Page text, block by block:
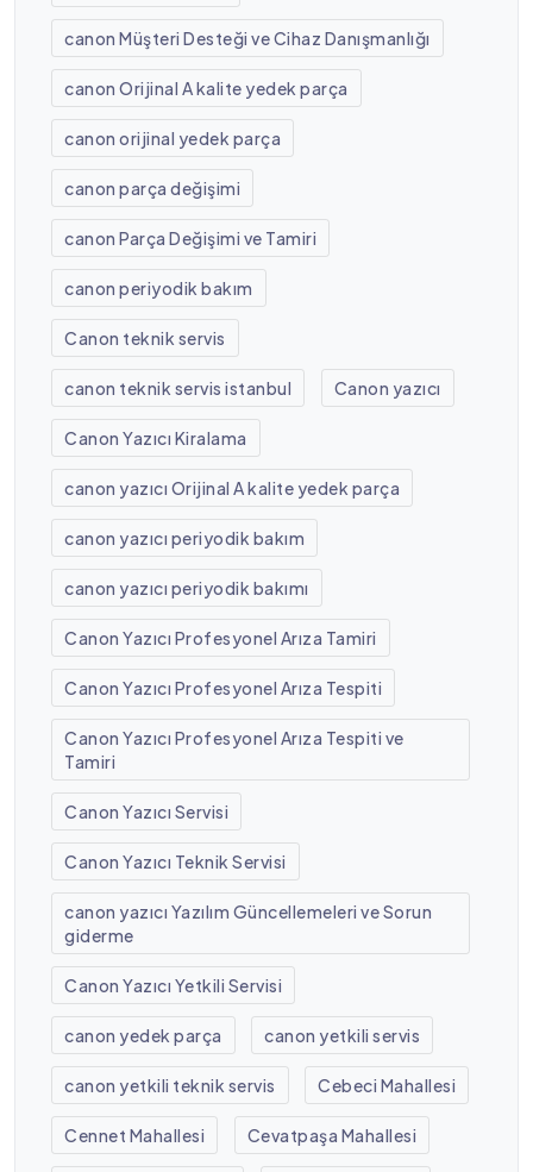
canon Müşteri Desteği ve Cihaz Danışmanlığı
canon Orijinal A kalite yedek parça
canon orijinal yedek parça
canon parça değişimi
canon Parça Değişimi ve Tamiri
canon periyodik bakım
Canon teknik servis
canon teknik servis istanbul Canon yazıcı
Canon Yazıcı Kiralama
canon yazıcı Orijinal A kalite yedek parça
canon yazıcı periyodik bakım
canon yazıcı periyodik bakımı
Canon Yazıcı Profesyonel Arıza Tamiri
Canon Yazıcı Profesyonel Arıza Tespiti
Canon Yazıcı Profesyonel Arıza Tespiti ve
Tamiri
Canon Yazıcı Servisi
Canon Yazıcı Teknik Servisi
canon yazıcı Yazılım Güncellemeleri ve Sorun
giderme
Canon Yazıcı Yetkili Servisi
canon yedek parça canon yetkili servis
canon yetkili teknik servis Cebeci Mahallesi
Cennet Mahallesi Cevatpaşa Mahallesi